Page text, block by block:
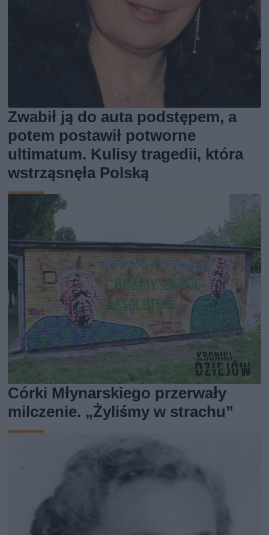
Zwabił ją do auta podstępem, a
potem postawił potworne
ultimatum. Kulisy tragedii, która
wstrząsnęła Polską
Córki Młynarskiego przerwały
milczenie. „Żyliśmy w strachu”